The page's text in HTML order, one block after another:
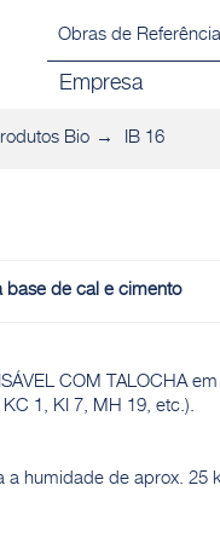
Obras de Referência
Empresa
Bio IB 16
base de cal e cimento
COM TALOCHA
1, KI 7, MH 19, etc.).
a humidade de aprox. 25